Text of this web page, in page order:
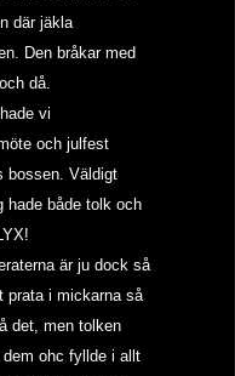
där jäkla
Den bråkar med
då.
vi
och julfest
bossen. Väldigt
hade både tolk och
är ju dock så
prata i mickarna så
det, men tolken
dem ohc fyllde i allt